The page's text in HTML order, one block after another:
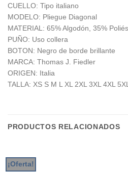
CUELLO: Tipo italiano
MODELO: Pliegue Diagonal
MATERIAL: 65% Algodón, 35%
PUÑO: Uso collera
BOTON: Negro de borde brillante
MARCA: Thomas J. Fiedler
ORIGEN: Italia
TALLA: XS S M L XL 2XL 3XL 4XL
PRODUCTOS RELACIONADOS
¡Oferta!